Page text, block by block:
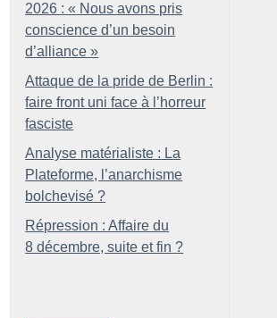
2026 : « Nous avons pris
conscience d’un besoin
d’alliance »
Attaque de la pride de Berlin :
faire front uni face à l’horreur
fasciste
Analyse matérialiste : La
Plateforme, l’anarchisme
bolchevisé ?
Répression : Affaire du
8 décembre, suite et fin ?